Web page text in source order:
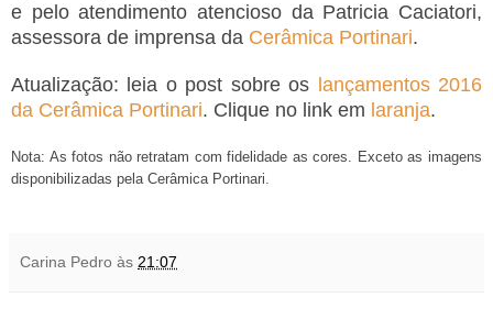
e pelo atendimento atencioso da Patricia Caciatori,
assessora de imprensa da Cerâmica Portinari.
Atualização: leia o post sobre os lançamentos 2016
da Cerâmica Portinari. Clique no link em laranja.
Nota: As fotos não retratam com fidelidade as cores. Exceto as imagens
disponibilizadas pela Cerâmica Portinari.
Carina Pedro às 21:07